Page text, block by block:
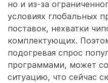
но и из-за
условиях глобальных
поставок, нехватки
комплектующих.
подогревая спрос
программами, может
ситуацию, что сейчас